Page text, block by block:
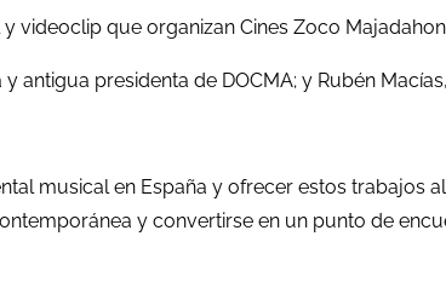
videoclip que organizan Cines Zoco
antigua presidenta de DOCMA; y Rubén
musical en España y ofrecer estos trabajos
y convertirse en un punto de